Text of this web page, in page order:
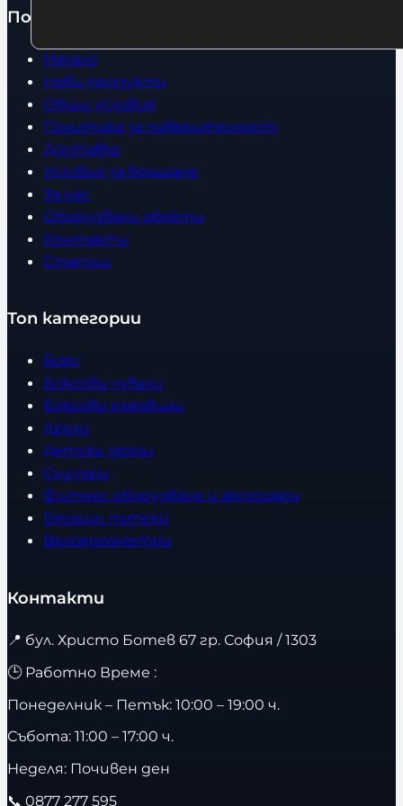
Полезно
Начало
Нови продукти
Общи условия
Политика за поверителност
Доставка
Условия за връщане
За нас
Оборудвани обекти
Контакти
Статии
Топ категории
Бокс
Боксови чували
Боксови ръкавици
Дрехи
Детски дрехи
Суичъри
Фитнес оборудване и аксесоари
Бягащи пътеки
Велоергометри
Контакти
📍 бул. Христо Ботев 67 гр. София / 1303
🕒 Работно Време :
Понеделник – Петък: 10:00 – 19:00 ч.
Събота: 11:00 – 17:00 ч.
Неделя: Почивен ден
📞 0877 277 595